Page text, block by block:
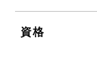
資格